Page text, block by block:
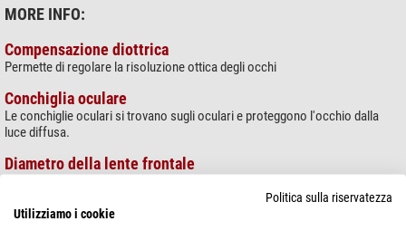
MORE INFO:
Compensazione diottrica
Permette di regolare la risoluzione ottica degli occhi
Conchiglia oculare
Le conchiglie oculari si trovano sugli oculari e proteggono l'occhio dalla
luce diffusa.
Diametro della lente frontale
Politica sulla riservatezza
Utilizziamo i cookie